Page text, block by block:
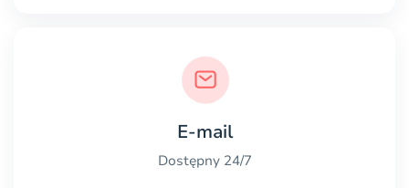
E-mail
Dostępny 24/7